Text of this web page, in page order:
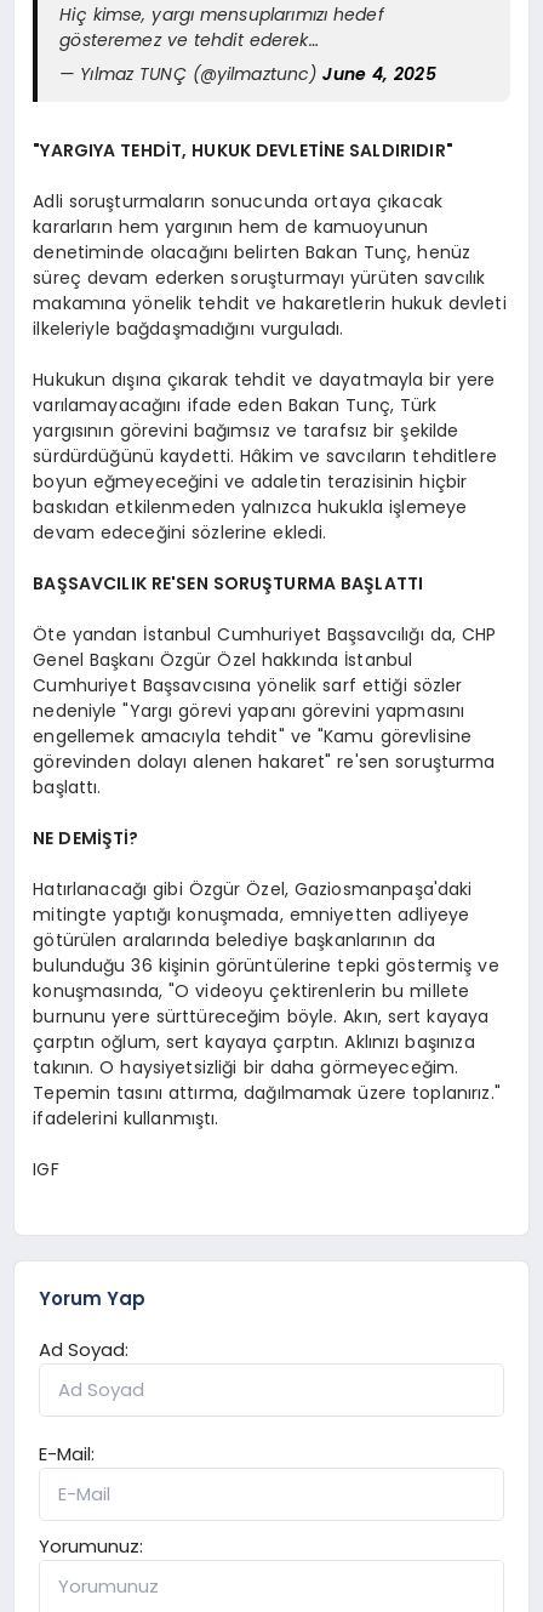
Hiç kimse, yargı mensuplarımızı hedef
gösteremez ve tehdit ederek…
— Yılmaz TUNÇ (@yilmaztunc)June 4, 2025
"YARGIYA TEHDİT, HUKUK DEVLETİNE SALDIRIDIR"
Adli soruşturmaların sonucunda ortaya çıkacak
kararların hem yargının hem de kamuoyunun
denetiminde olacağını belirten Bakan Tunç, henüz
süreç devam ederken soruşturmayı yürüten savcılık
makamına yönelik tehdit ve hakaretlerin hukuk devleti
ilkeleriyle bağdaşmadığını vurguladı.
Hukukun dışına çıkarak tehdit ve dayatmayla bir yere
varılamayacağını ifade eden Bakan Tunç, Türk
yargısının görevini bağımsız ve tarafsız bir şekilde
sürdürdüğünü kaydetti. Hâkim ve savcıların tehditlere
boyun eğmeyeceğini ve adaletin terazisinin hiçbir
baskıdan etkilenmeden yalnızca hukukla işlemeye
devam edeceğini sözlerine ekledi.
BAŞSAVCILIK RE'SEN SORUŞTURMA BAŞLATTI
Öte yandan İstanbul Cumhuriyet Başsavcılığı da, CHP
Genel Başkanı Özgür Özel hakkında İstanbul
Cumhuriyet Başsavcısına yönelik sarf ettiği sözler
nedeniyle "Yargı görevi yapanı görevini yapmasını
engellemek amacıyla tehdit" ve "Kamu görevlisine
görevinden dolayı alenen hakaret" re'sen soruşturma
başlattı.
NE DEMİŞTİ?
Hatırlanacağı gibi Özgür Özel, Gaziosmanpaşa'daki
mitingte yaptığı konuşmada, emniyetten adliyeye
götürülen aralarında belediye başkanlarının da
bulunduğu 36 kişinin görüntülerine tepki göstermiş ve
konuşmasında, "O videoyu çektirenlerin bu millete
burnunu yere sürttüreceğim böyle. Akın, sert kayaya
çarptın oğlum, sert kayaya çarptın. Aklınızı başınıza
takının. O haysiyetsizliği bir daha görmeyeceğim.
Tepemin tasını attırma, dağılmamak üzere toplanırız."
ifadelerini kullanmıştı.
IGF
Yorum Yap
Ad Soyad:
E-Mail:
Yorumunuz: